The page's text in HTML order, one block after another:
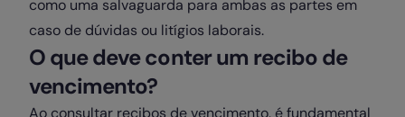
como uma salvaguarda para ambas as partes em
caso de dúvidas ou litígios laborais.
O que deve conter um recibo de
vencimento?
Ao consultar recibos de vencimento, é fundamental